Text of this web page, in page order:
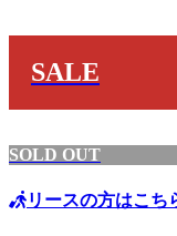
SALE
SOLD OUT
リースの方はこち